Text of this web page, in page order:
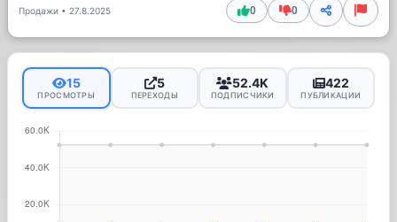
Продажи • 27.8.2025 0 0
15
ПРОСМОТРЫ
5
ПЕРЕХОДЫ
52.4K
ПОДПИСЧИКИ
422
ПУБЛИКАЦИИ